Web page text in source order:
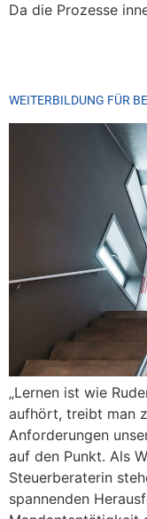
Da die Prozesse
WEITERBILDUNG FÜR
„Lernen ist wie
aufhört, treibt man
Anforderungen
auf den Punkt. Als
Steuerberaterin
spannenden